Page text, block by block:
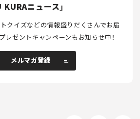
ニュース」
クイズなどの情報盛りだくさんでお届
レゼントキャンペーンもお知らせ中！
メルマガ登録